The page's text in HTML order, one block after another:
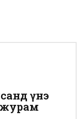
үнэ
журам